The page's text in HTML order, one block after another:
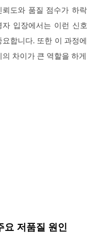
뢰도와 품질 점수가 하
자 입장에서는 이런 신
요합니다. 또한 이 과정
의 차이가 큰 역할을 하
요 저품질 원인